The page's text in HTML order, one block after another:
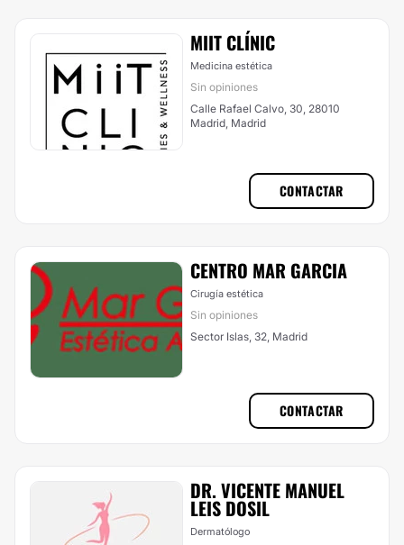
MIIT CLÍNIC
Medicina estética
Sin opiniones
Calle Rafael Calvo, 30, 28010
Madrid, Madrid
CONTACTAR
CENTRO MAR GARCIA
Cirugía estética
Sin opiniones
Sector Islas, 32, Madrid
CONTACTAR
DR. VICENTE MANUEL
LEIS DOSIL
Dermatólogo